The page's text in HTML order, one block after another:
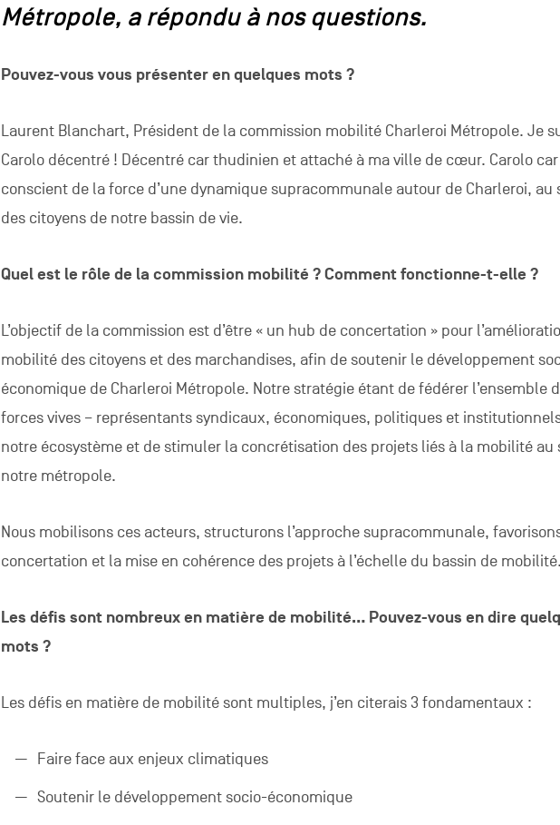
Métropole, a répondu à nos questions.
Pouvez-vous vous présenter en quelques mots ?
Laurent Blanchart, Président de la commission mobilité Charleroi Métropole. Je
Carolo décentré ! Décentré car thudinien et attaché à ma ville de cœur. Carolo car
conscient de la force d’une dynamique supracommunale autour de Charleroi, au
des citoyens de notre bassin de vie.
Quel est le rôle de la commission mobilité ? Comment fonctionne-t-elle ?
L’objectif de la commission est d’être « un hub de concertation » pour
mobilité des citoyens et des marchandises, afin de soutenir le développement
économique de Charleroi Métropole. Notre stratégie étant de fédérer l’ensemble
forces vives – représentants syndicaux, économiques, politiques et
notre écosystème et de stimuler la concrétisation des projets liés à la mobilité au
notre métropole.
Nous mobilisons ces acteurs, structurons l’approche supracommunale,
concertation et la mise en cohérence des projets à l’échelle du bassin de
Les défis sont nombreux en matière de mobilité… Pouvez-vous en dire
mots ?
Les défis en matière de mobilité sont multiples, j’en citerais 3 fondamentaux :
Faire face aux enjeux climatiques
Soutenir le développement socio-économique